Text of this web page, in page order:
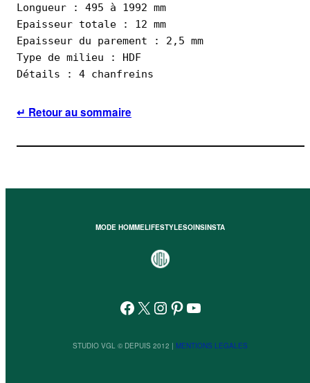
Longueur : 495 à 1992 mm
Epaisseur totale : 12 mm
Epaisseur du parement : 2,5 mm
Type de milieu : HDF
Détails : 4 chanfreins
↵ Retour au sommaire
MODE HOMMELIFESTYLESOINSINSTA
Facebook
X Instagram
Pinterest
YouTube
STUDIO VGL © DEPUIS 2012 |MENTIONS LEGALES